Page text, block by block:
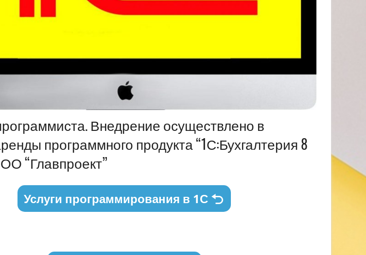
Внедрение осуществлено в
программного продукта “1С:Бухгалтерия 8
“Главпроект”
Услуги программирования в 1С